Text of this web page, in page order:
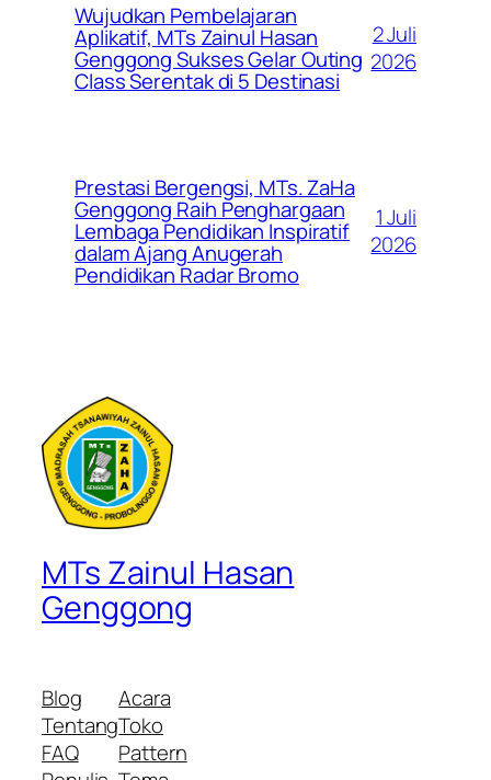
Wujudkan Pembelajaran
Aplikatif, MTs Zainul Hasan
Genggong Sukses Gelar Outing
Class Serentak di 5 Destinasi
2 Juli
2026
Prestasi Bergengsi, MTs. ZaHa
Genggong Raih Penghargaan
Lembaga Pendidikan Inspiratif
dalam Ajang Anugerah
Pendidikan Radar Bromo
1 Juli
2026
MTs Zainul Hasan
Genggong
Blog
Tentang
FAQ
Acara
Toko
Pattern